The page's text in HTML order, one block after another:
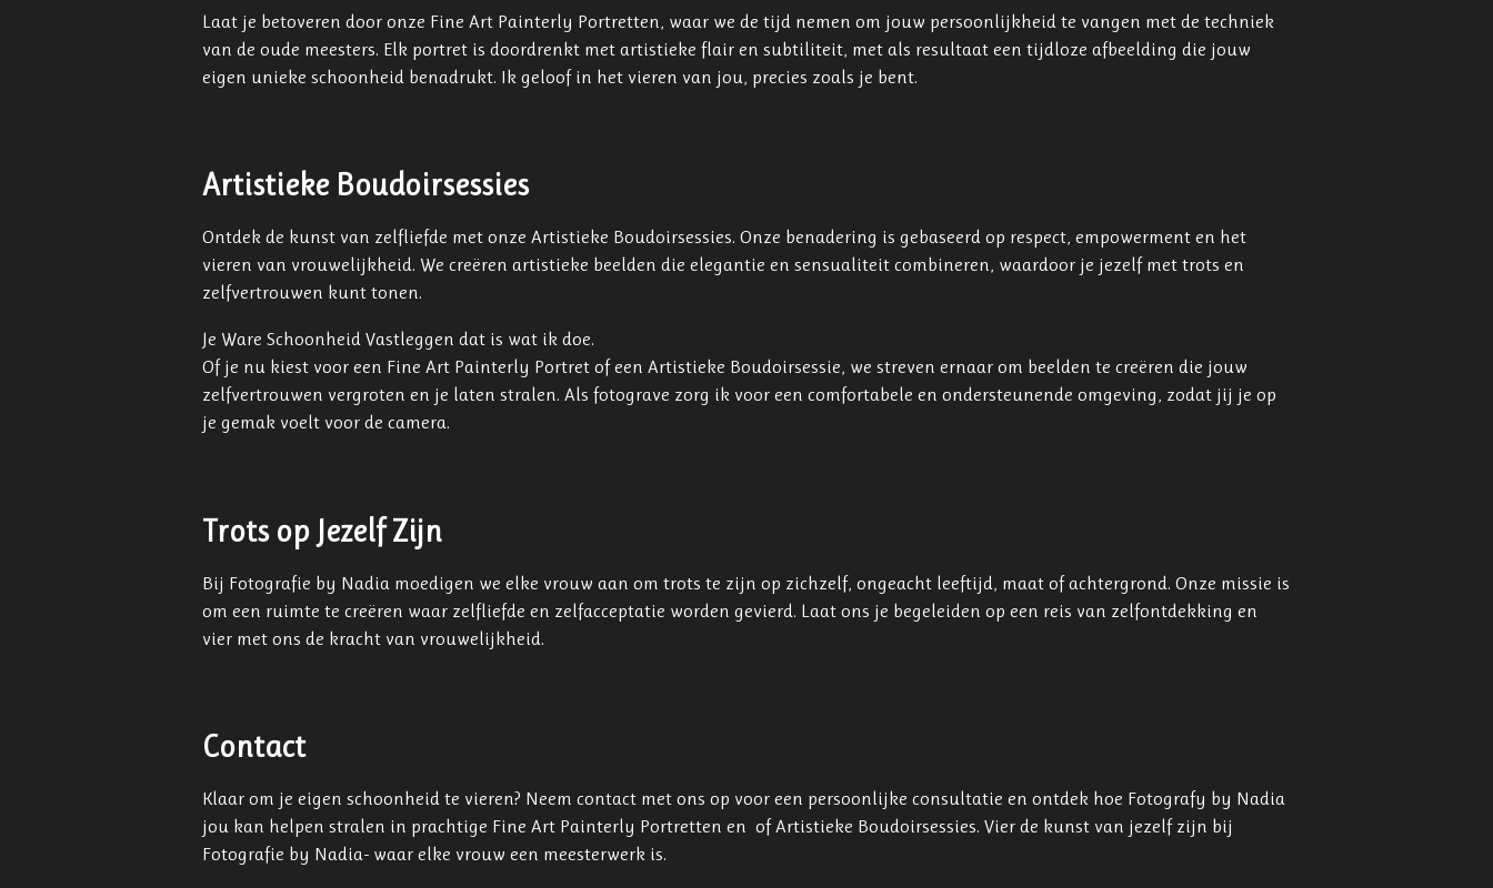
Laat je betoveren door onze Fine Art Painterly Portretten, waar we de tijd nemen om jouw persoonlijkheid te vangen met de techniek
van de oude meesters. Elk portret is doordrenkt met artistieke flair en subtiliteit, met als resultaat een tijdloze afbeelding die jouw
eigen unieke schoonheid benadrukt. Ik geloof in het vieren van jou, precies zoals je bent.
Artistieke Boudoirsessies
Ontdek de kunst van zelfliefde met onze Artistieke Boudoirsessies. Onze benadering is gebaseerd op respect, empowerment en het
vieren van vrouwelijkheid. We creëren artistieke beelden die elegantie en sensualiteit combineren, waardoor je jezelf met trots en
zelfvertrouwen kunt tonen.
Je Ware Schoonheid Vastleggen dat is wat ik doe.
Of je nu kiest voor een Fine Art Painterly Portret of een Artistieke Boudoirsessie, we streven ernaar om beelden te creëren die jouw
zelfvertrouwen vergroten en je laten stralen. Als fotograve zorg ik voor een comfortabele en ondersteunende omgeving, zodat jij je op
je gemak voelt voor de camera.
Trots op Jezelf Zijn
Bij Fotografie by Nadia moedigen we elke vrouw aan om trots te zijn op zichzelf, ongeacht leeftijd, maat of achtergrond. Onze missie is
om een ruimte te creëren waar zelfliefde en zelfacceptatie worden gevierd. Laat ons je begeleiden op een reis van zelfontdekking en
vier met ons de kracht van vrouwelijkheid.
Contact
Klaar om je eigen schoonheid te vieren? Neem contact met ons op voor een persoonlijke consultatie en ontdek hoe Fotografy by Nadia
jou kan helpen stralen in prachtige Fine Art Painterly Portretten en of Artistieke Boudoirsessies. Vier de kunst van jezelf zijn bij
Fotografie by Nadia- waar elke vrouw een meesterwerk is.